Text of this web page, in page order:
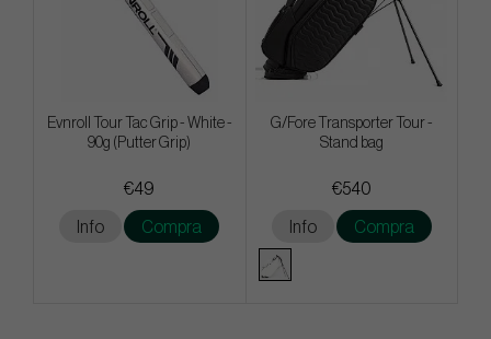
Evnroll Tour Tac Grip - White -
90g (Putter Grip)
€49
Info Compra
G/Fore Transporter Tour -
Stand bag
€540
Info Compra